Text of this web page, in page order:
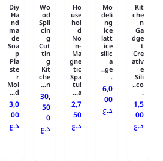
Kit
che
n
Ga
dge
t
Cre
ativ
e
Sili
co..
.
1,5
00
د.ع
Mo
deli
ng
ice
latt
ice
silic
a
ge..
.
6,0
00
د.ع
Ho
use
hol
d
No
n-
Ma
gne
tic
Spa
tul
a...
2,7
50
د.ع
Wo
od
Spli
cin
g
Cut
tin
g
Kit
che
n...
30,
50
0
د.ع
Diy
Ha
nd
ma
de
Soa
p
Pla
ste
r
Mol
d...
3,0
00
د.ع